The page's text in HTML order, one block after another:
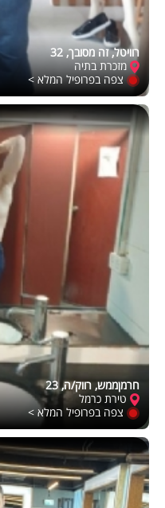
רוויטל, זה מסובך, 32
מזכרת בתיה
צפה בפרופיל המלא >
חרמןממש, רווק/ה, 23
טירת כרמל
צפה בפרופיל המלא >